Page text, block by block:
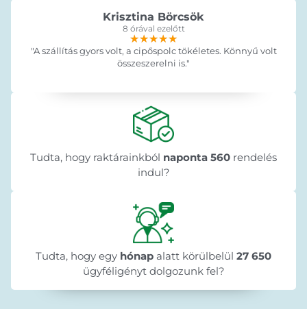
Krisztina Börcsök
8 órával ezelőtt
★★★★★
★★★★★
★★★★★
"A szállítás gyors volt, a cipőspolc tökéletes. Könnyű volt
összeszerelni is."
Tudta, hogy raktárainkból naponta 560 rendelés
indul?
Tudta, hogy egy hónap alatt körülbelül 27 650
ügyféligényt dolgozunk fel?